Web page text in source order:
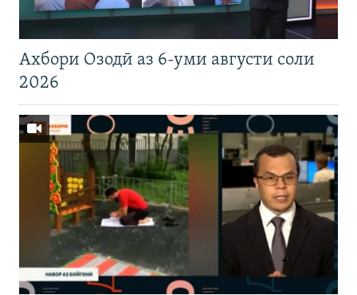
Ахбори Озодӣ аз 6-уми августи соли
2026